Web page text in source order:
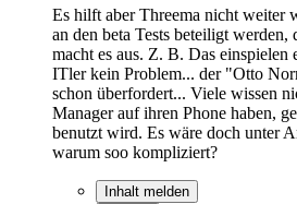
Es hilft aber Threema nicht weiter
an den beta Tests beteiligt
macht es aus. Z. B. Das einspielen
ITler kein Problem... der "Otto
schon überfordert... Viele wissen
Manager auf ihren Phone haben,
benutzt wird. Es wäre doch unter
warum soo kompliziert?
Inhalt melden